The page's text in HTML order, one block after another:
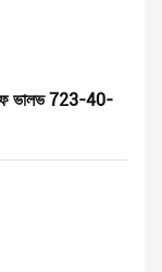
ভালভ 723-40-